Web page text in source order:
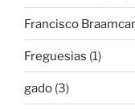
Francisco
Freguesias (1)
gado (3)